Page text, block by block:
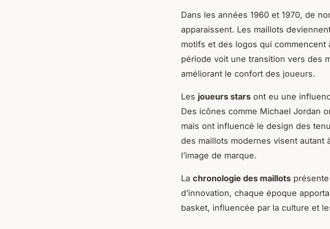
Dans les années 1960 et 1970, de
apparaissent. Les maillots
motifs et des logos qui commencent
période voit une transition vers des
améliorant le confort des joueurs.
Les joueurs stars ont eu une
Des icônes comme Michael Jordan
mais ont influencé le design des
des maillots modernes visent autant
l’image de marque.
La chronologie des maillots
d’innovation, chaque époque
basket, influencée par la culture et